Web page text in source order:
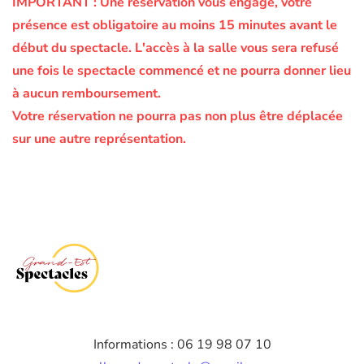
présence est obligatoire au moins 15 minutes avant le
début du spectacle. L'accès à la salle vous sera refusé
une fois le spectacle commencé et ne pourra donner lieu
à aucun remboursement.
Votre réservation ne pourra pas non plus être déplacée
sur une autre représentation.
Informations : 06 19 98 07 10